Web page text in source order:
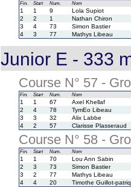
Fin. Start Num. Nom
1 1 9
Lola Supiot
2
2 1
Nathan Chiron
3
4 73
Simon Bastier
4
3 77 Mathys Libeau
Junior E - 333
Course N° 57 -
Fin. Start Num. Nom
1 1 67
Axel Khellaf
2
4 78
TymEo Libeau
3
3 32
Alix Labbe
4
2 57 Clarisse Plasseraud
Course N° 58 -
Fin. Start Num. Nom
1 1 70
Lou Ann Sabin
2
3 73
Simon Bastier
3
2 77
Mathys Libeau
4
4 20 Timothe Guillot-